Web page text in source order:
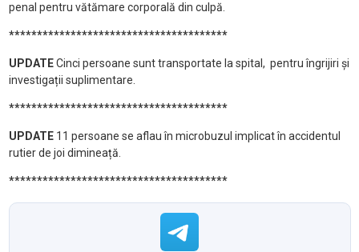
penal pentru vătămare corporală din culpă.
***************************************
UPDATECinci persoane sunt transportate la spital, pentru îngrijiri și
investigații suplimentare.
***************************************
UPDATE 11 persoane se aflau în microbuzul implicat în accidentul
rutier de joi dimineață.
***************************************